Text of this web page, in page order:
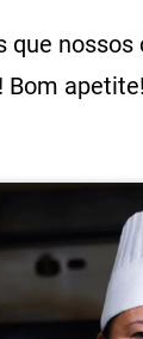
que
Bom apetite!